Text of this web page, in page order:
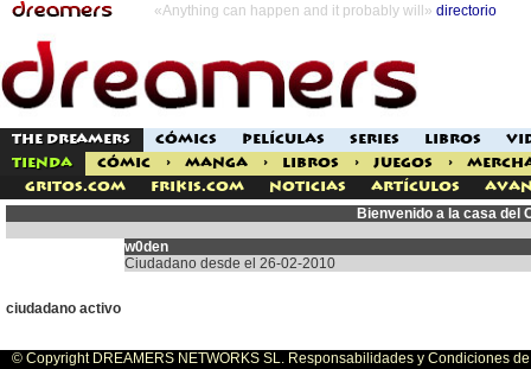
«Anything can happen and it probably will» directorio
THE DREAMERS CÓMICS PELÍCULAS SERIES LIBROS
TIENDA
CÓMIC > MANGA > LIBROS > JUEGOS >
Gritos.com
Frikis.com Noticias Artículos
Bienvenido a la casa del
w0den
Ciudadano desde el 26-02-2010
ciudadano activo
© Copyright DREAMERS NETWORKS SL. Responsabilidades y Condiciones